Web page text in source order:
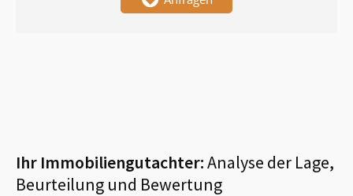
Ihr Immobiliengutachter:Analyse der Lage,
Beurteilung und Bewertung